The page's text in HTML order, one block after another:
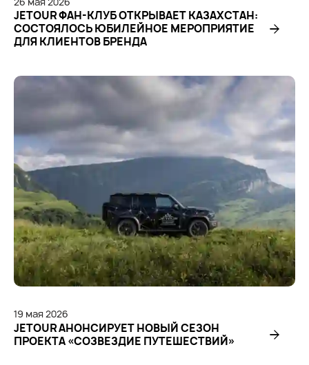
JETOUR ФАН-КЛУБ ОТКРЫВАЕТ КАЗАХСТАН:
СОСТОЯЛОСЬ ЮБИЛЕЙНОЕ МЕРОПРИЯТИЕ
ДЛЯ КЛИЕНТОВ БРЕНДА
19 мая2026
JETOUR АНОНСИРУЕТ НОВЫЙ СЕЗОН
ПРОЕКТА «СОЗВЕЗДИЕ ПУТЕШЕСТВИЙ»